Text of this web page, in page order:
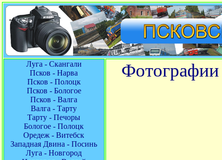
Луга - Скангали
Псков - Нарва
Псков - Полоцк
Псков - Бологое
Псков - Валга
Валга - Тарту
Тарту - Печоры
Бологое - Полоцк
Оредеж - Витебск
Западная Двина - Посинь
Луга - Новгород